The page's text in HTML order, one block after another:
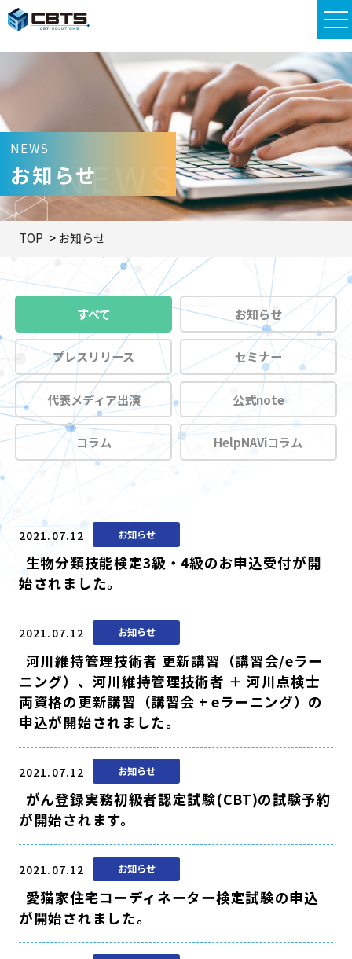
NEWS
お知らせNEWS
TOP お知らせ
すべて お知らせ
プレスリリース セミナー
代表メディア出演 公式note
コラム HelpNAViコラム
2021.07.12 お知らせ
生物分類技能検定3級・4級のお申込受付が開
始されました。
2021.07.12 お知らせ
河川維持管理技術者 更新講習（講習会/eラー
ニング）、河川維持管理技術者 ＋ 河川点検士
両資格の更新講習（講習会 + eラーニング）の
申込が開始されました。
2021.07.12 お知らせ
がん登録実務初級者認定試験(CBT)の試験予約
が開始されます。
2021.07.12 お知らせ
愛猫家住宅コーディネーター検定試験の申込
が開始されました。